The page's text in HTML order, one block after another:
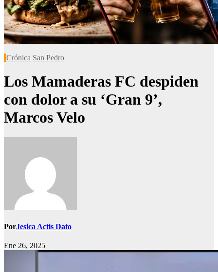
Crónica San Pedro
Los Mamaderas FC despiden
con dolor a su ‘Gran 9’,
Marcos Velo
PorJesica Actis Dato
Ene 26, 2025